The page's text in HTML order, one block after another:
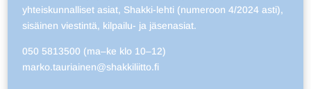
yhteiskunnalliset asiat, Shakki-lehti (numeroon 4/2024 asti),
sisäinen viestintä, kilpailu- ja jäsenasiat.
050 5813500 (ma–ke klo 10–12)
marko.tauriainen@shakkiliitto.fi